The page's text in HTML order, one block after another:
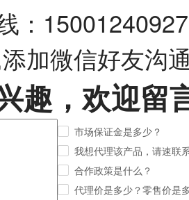
：
加微信好友沟
趣，欢迎留
市场保证金是多少？
我想代理该产品，请速联
合作政策是什么？
代理价是多少？零售价是